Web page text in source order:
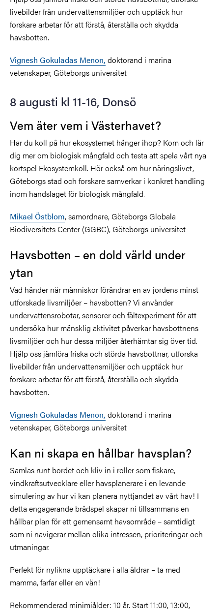
livebilder från undervattensmiljöer och upptäck hur
forskare arbetar för att förstå, återställa och skydda
havsbotten.
Vignesh Gokuladas Menon, doktorand i marina
vetenskaper, Göteborgs universitet
8 augusti kl 11-16, Donsö
Vem äter vem i Västerhavet?
Har du koll på hur ekosystemet hänger ihop? Kom och lär
dig mer om biologisk mångfald och testa att spela vårt nya
kortspel Ekosystemkoll. Hör också om hur näringslivet,
Göteborgs stad och forskare samverkar i konkret handling
inom handslaget för biologisk mångfald.
Mikael Östblom, samordnare, Göteborgs Globala
Biodiversitets Center (GGBC), Göteborgs universitet
Havsbotten – en dold värld under
ytan
Vad händer när människor förändrar en av jordens minst
utforskade livsmiljöer – havsbotten? Vi använder
undervattensrobotar, sensorer och fältexperiment för att
undersöka hur mänsklig aktivitet påverkar havsbottnens
livsmiljöer och hur dessa miljöer återhämtar sig över tid.
Hjälp oss jämföra friska och störda havsbottnar, utforska
livebilder från undervattensmiljöer och upptäck hur
forskare arbetar för att förstå, återställa och skydda
havsbotten.
Vignesh Gokuladas Menon, doktorand i marina
vetenskaper, Göteborgs universitet
Kan ni skapa en hållbar havsplan?
Samlas runt bordet och kliv in i roller som fiskare,
vindkraftsutvecklare eller havsplanerare i en levande
simulering av hur vi kan planera nyttjandet av vårt hav! I
detta engagerande brädspel skapar ni tillsammans en
hållbar plan för ett gemensamt havsområde – samtidigt
som ni navigerar mellan olika intressen, prioriteringar och
utmaningar.
Perfekt för nyfikna upptäckare i alla åldrar – ta med
mamma, farfar eller en vän!
Rekommenderad minimiålder: 10 år. Start 11:00, 13:00,